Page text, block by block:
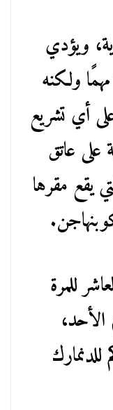
ويؤدي
مهمًا ولكنه
أي تشريع
على عاتق
يقع مقرها
للمرة
الأحد،